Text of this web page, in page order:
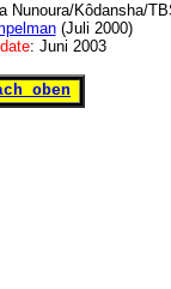
Nunoura/Kôdansha/
(Juli 2000)
: Juni 2003
oben